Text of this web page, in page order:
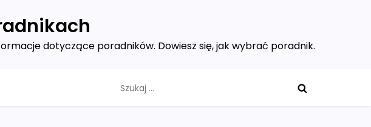
dotyczące poradników. Dowiesz się, jak wybrać poradnik.